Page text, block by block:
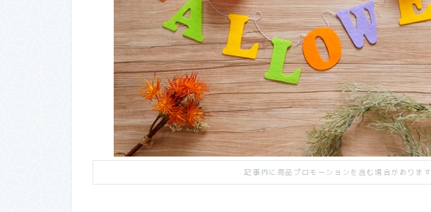
記事内に商品プロモーションを含む場合があります